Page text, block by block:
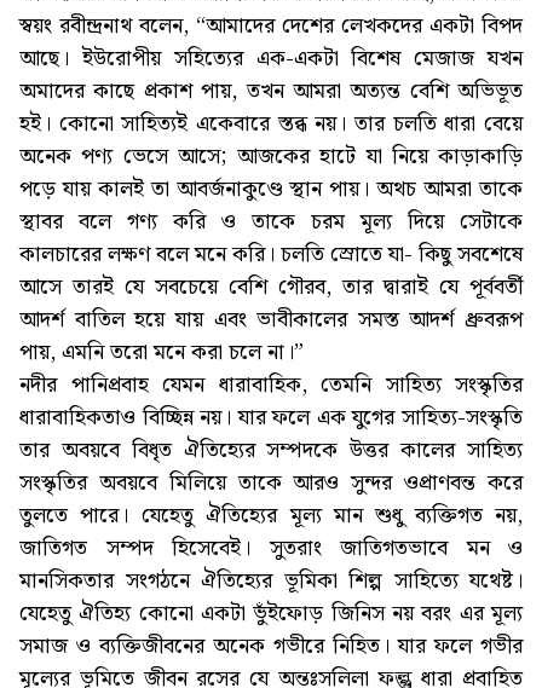
স্বয়ং রবীন্দ্রনাথ বলেন, “আমাদের দেশের লেখকদের একটা বিপদ
আছে। ইউরোপীয় সহিত্যের এক-একটা বিশেষ মেজাজ যখন
অমাদের কাছে প্রকাশ পায়, তখন আমরা অত্যন্ত বেশি অভিভূত
হই। কোনো সাহিত্যই একেবারে স্তব্ধ নয়। তার চলতি ধারা বেয়ে
অনেক পণ্য ভেসে আসে; আজকের হাটে যা নিয়ে কাড়াকাড়ি
পড়ে যায় কালই তা আবর্জনাকুণ্ডে স্থান পায়। অথচ আমরা তাকে
স্থাবর বলে গণ্য করি ও তাকে চরম মূল্য দিয়ে সেটাকে
কালচারের লক্ষণ বলে মনে করি। চলতি স্রোতে যা- কিছু সবশেষে
আসে তারই যে সবচেয়ে বেশি গৌরব, তার দ্বারাই যে পূর্ববর্তী
আদর্শ বাতিল হয়ে যায় এবং ভাবীকালের সমস্ত আদর্শ ধ্রুবরূপ
পায়, এমনি তরো মনে করা চলে না।”
নদীর পানিপ্রবাহ যেমন ধারাবাহিক, তেমনি সাহিত্য সংস্কৃতির
ধারাবাহিকতাও বিচ্ছিন্ন নয়। যার ফলে এক যুগের সাহিত্য-সংস্কৃতি
তার অবয়বে বিধৃত ঐতিহ্যের সম্পদকে উত্তর কালের সাহিত্য
সংস্কৃতির অবয়বে মিলিয়ে তাকে আরও সুন্দর ওপ্রাণবন্ত করে
তুলতে পারে। যেহেতু ঐতিহ্যের মূল্য মান শুধু ব্যক্তিগত নয়,
জাতিগত সম্পদ হিসেবেই। সুতরাং জাতিগতভাবে মন ও
মানসিকতার সংগঠনে ঐতিহ্যের ভূমিকা শিল্প সাহিত্যে যথেষ্ট।
যেহেতু ঐতিহ্য কোনো একটা ভুঁইফোড় জিনিস নয় বরং এর মূল্য
সমাজ ও ব্যক্তিজীবনের অনেক গভীরে নিহিত। যার ফলে গভীর
মূল্যের ভূমিতে জীবন রসের যে অন্তঃসলিলা ফল্গু ধারা প্রবাহিত